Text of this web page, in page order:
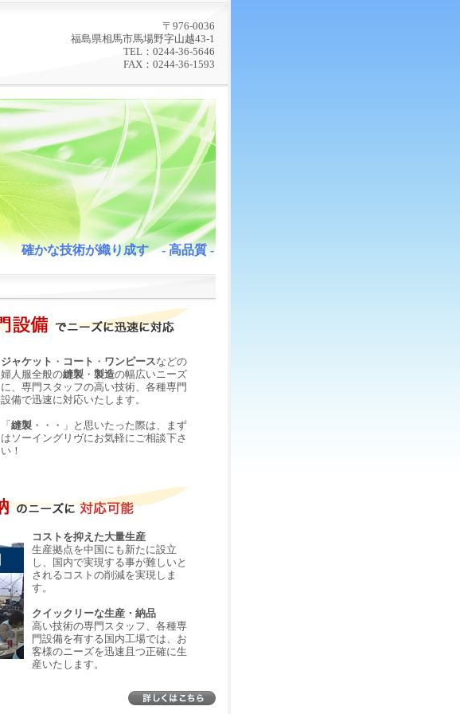
〒976-0036
福島県相馬市馬場野字山越43-1
TEL：0244-36-5646
FAX：0244-36-1593
確かな技術が織り成す - 高品質 -
ジャケット ・ コート ・ ワンピースなどの
婦人服全般の縫製 ・ 製造の幅広いニーズ
に、専門スタッフの高い技術、各種専門
設備で迅速に対応いたします。
「 縫製 ・・・」と思いたった際は、まず
はソーイングリヴにお気軽にご相談下さ
い！
コストを抑えた大量生産
生産拠点を中国にも新たに設立
し、国内で実現する事が難しいと
されるコストの削減を実現しま
す。
クイックリーな生産・納品
高い技術の専門スタッフ、各種専
門設備を有する国内工場では、お
客様のニーズを迅速且つ正確に生
産いたします。